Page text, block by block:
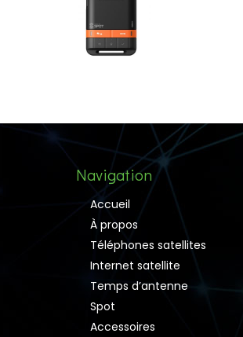
Navigation
Accueil
À propos
Téléphones satellites
Internet satellite
Temps d’antenne
Spot
Accessoires